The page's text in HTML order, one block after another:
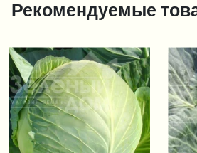
Рекомендуемые